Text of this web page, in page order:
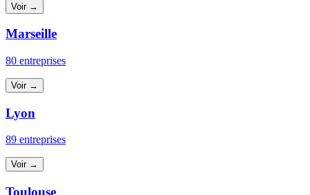
Voir →
Marseille
80 entreprises
Voir →
Lyon
89 entreprises
Voir →
Toulouse